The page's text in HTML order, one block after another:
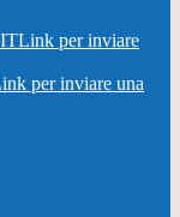
Link per inviare
per inviare una